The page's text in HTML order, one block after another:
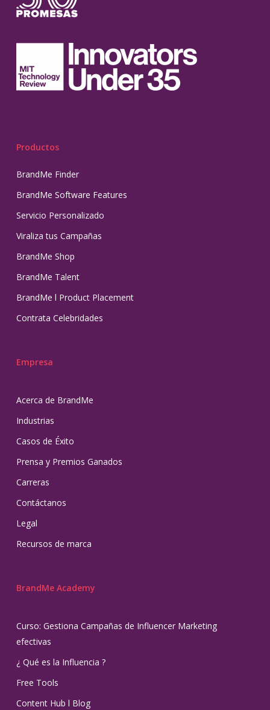
Productos
BrandMe Finder
BrandMe Software Features
Servicio Personalizado
Viraliza tus Campañas
BrandMe Shop
BrandMe Talent
BrandMe l Product Placement
Contrata Celebridades
Empresa
Acerca de BrandMe
Industrias
Casos de Éxito
Prensa y Premios Ganados
Carreras
Contáctanos
Legal
Recursos de marca
BrandMe Academy
Curso: Gestiona Campañas de Influencer Marketing
efectivas
¿ Qué es la Influencia ?
Free Tools
Content Hub l Blog